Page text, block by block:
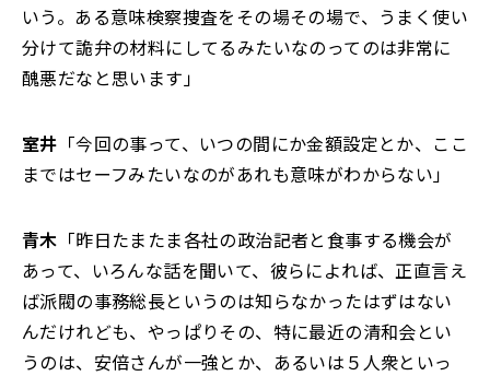
いう。ある意味検察捜査をその場その場で、うまく使い
分けて詭弁の材料にしてるみたいなのってのは非常に
醜悪だなと思います」
室井 「今回の事って、いつの間にか金額設定とか、ここ
まではセーフみたいなのがあれも意味がわからない」
青木 「昨日たまたま各社の政治記者と食事する機会が
あって、いろんな話を聞いて、彼らによれば、正直言え
ば派閥の事務総長というのは知らなかったはずはない
んだけれども、やっぱりその、特に最近の清和会とい
うのは、安倍さんが一強とか、あるいは５人衆といっ